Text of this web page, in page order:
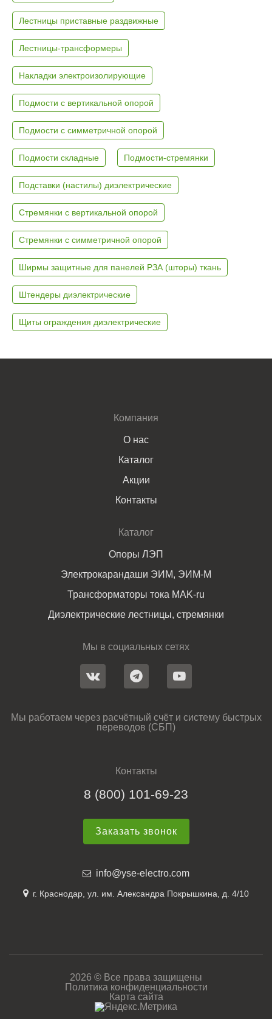
Лестницы приставные раздвижные
Лестницы-трансформеры
Накладки электроизолирующие
Подмости с вертикальной опорой
Подмости с симметричной опорой
Подмости складные Подмости-стремянки
Подставки (настилы) диэлектрические
Стремянки с вертикальной опорой
Стремянки с симметричной опорой
Ширмы защитные для панелей РЗА (шторы) ткань
Штендеры диэлектрические
Щиты ограждения диэлектрические
Компания
О нас
Каталог
Акции
Контакты
Каталог
Опоры ЛЭП
Электрокарандаши ЭИМ, ЭИМ-М
Трансформаторы тока MAK-ru
Диэлектрические лестницы, стремянки
Мы в социальных сетях
Мы работаем через расчётный счёт и систему быстрых
переводов (СБП)
Контакты
8 (800) 101-69-23
Заказать звонок
info@yse-electro.com
г. Краснодар, ул. им. Александра Покрышкина, д. 4/10
2026 © Все права защищены
Политика конфиденциальности
Карта сайта